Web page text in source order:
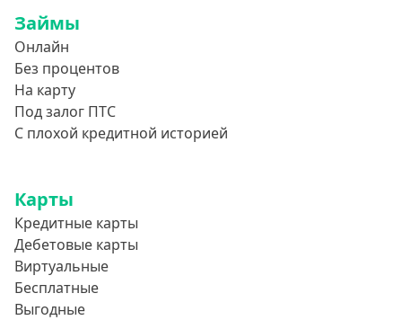
Займы
Онлайн
Без процентов
На карту
Под залог ПТС
С плохой кредитной историей
Карты
Кредитные карты
Дебетовые карты
Виртуальные
Бесплатные
Выгодные